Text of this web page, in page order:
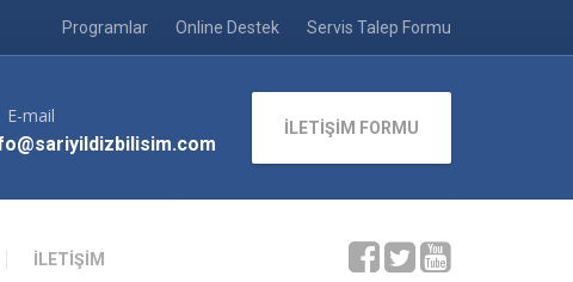
Programlar Online Destek Servis Talep Formu
İLETİŞİM
E-mail
İLETİŞİM FORMU